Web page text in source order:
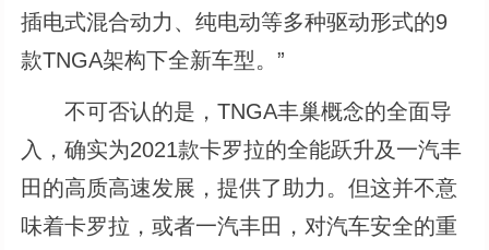
插电式混合动力、纯电动等多种驱动形式的9
款TNGA架构下全新车型。”
不可否认的是，TNGA丰巢概念的全面导
入，确实为2021款卡罗拉的全能跃升及一汽丰
田的高质高速发展，提供了助力。但这并不意
味着卡罗拉，或者一汽丰田，对汽车安全的重